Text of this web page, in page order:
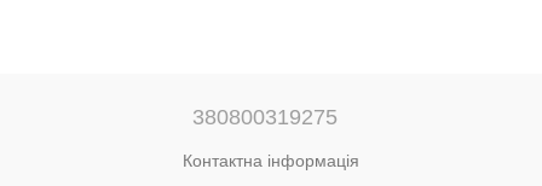
380800319275
Контактна інформація